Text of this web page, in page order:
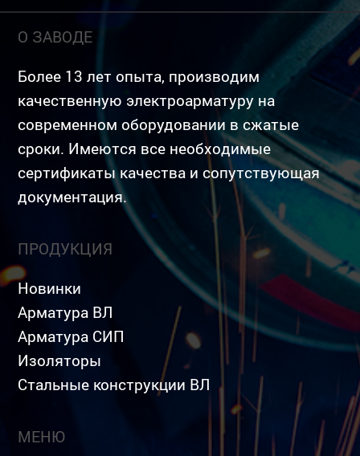
О ЗАВОДЕ
Более 13 лет опыта, производим
качественную электроарматуру на
современном оборудовании в сжатые
сроки. Имеются все необходимые
сертификаты качества и сопутствующая
документация.
ПРОДУКЦИЯ
Новинки
Арматура ВЛ
Арматура СИП
Изоляторы
Стальные конструкции ВЛ
МЕНЮ